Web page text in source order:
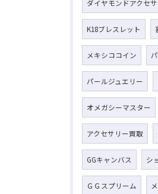
ダイヤモンドアクセ
K18ブレスレット
メキシココイン
パールジュエリー
オメガシーマスター
アクセサリー買取
GGキャンバス シ
ＧＧスプリーム